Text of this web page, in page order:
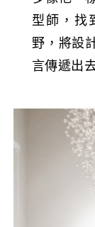
型師，找
野，將設
言傳遞出